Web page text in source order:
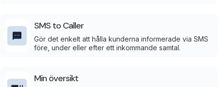
SMS to Caller
Gör det enkelt att hålla kunderna informerade via SMS
före, under eller efter ett inkommande samtal.
Min översikt